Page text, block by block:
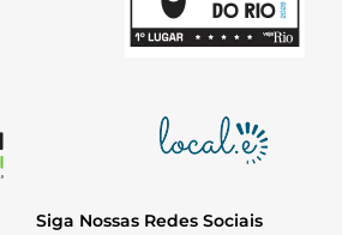
Siga Nossas Redes Sociais